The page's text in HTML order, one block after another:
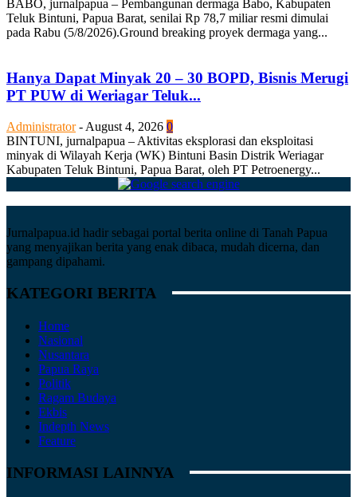
BABO, jurnalpapua – Pembangunan dermaga Babo, Kabupaten
Teluk Bintuni, Papua Barat, senilai Rp 78,7 miliar resmi dimulai
pada Rabu (5/8/2026).Ground breaking proyek dermaga yang...
Hanya Dapat Minyak 20 – 30 BOPD, Bisnis Merugi
PT PUW di Weriagar Teluk...
Administrator - August 4, 2026 0
BINTUNI, jurnalpapua – Aktivitas eksplorasi dan eksploitasi
minyak di Wilayah Kerja (WK) Bintuni Basin Distrik Weriagar
Kabupaten Teluk Bintuni, Papua Barat, oleh PT Petroenergy...
Jurnalpapua.id hadir sebagai portal berita online di Tanah Papua
yang menyajikan berita yang enak dibaca, mudah dicerna, dan
gampang dipahami.
KATEGORI BERITA
Home
Nasional
Nusantara
Papua Raya
Politik
Ragam Budaya
Ekbis
Indepth News
Feature
INFORMASI LAINNYA